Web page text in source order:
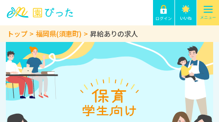
トップ 福岡県(須恵町) 昇給ありの求人